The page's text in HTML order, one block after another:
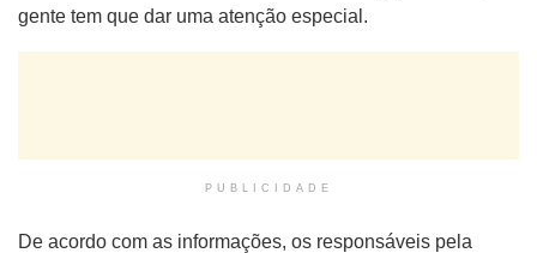
gente tem que dar uma atenção especial.
PUBLICIDADE
De acordo com as informações, os responsáveis pela